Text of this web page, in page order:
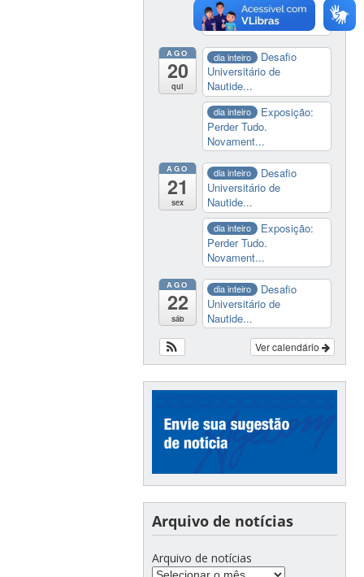
Perder Tudo.
Novament...
AGO
20
qui
dia inteiro
Desafio
Universitário de
Nautide...
dia inteiro
Exposição:
Perder Tudo.
Novament...
AGO
21
sex
dia inteiro
Desafio
Universitário de
Nautide...
dia inteiro
Exposição:
Perder Tudo.
Novament...
AGO
22
sáb
dia inteiro
Desafio
Universitário de
Nautide...
Ver calendário
Arquivo de notícias
Arquivo de notícias